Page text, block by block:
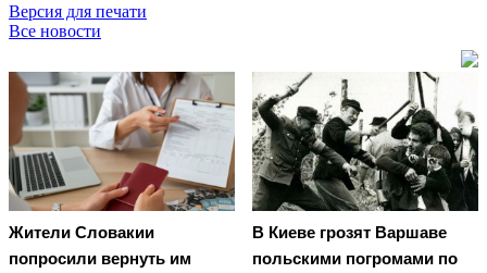
Версия для печати
Все новости
Жители Словакии
попросили вернуть им
В Киеве грозят Варшаве
польскими погромами по